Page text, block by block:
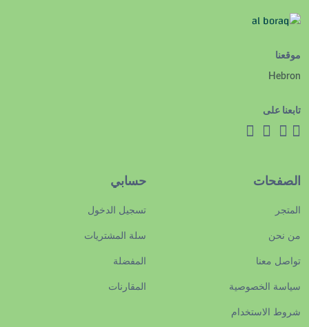
موقعنا
Hebron
تابعنا على
الصفحات
المتجر
من نحن
تواصل معنا
سياسة الخصوصية
شروط الاستخدام
حسابي
تسجيل الدخول
سلة المشتريات
المفضلة
المقارنات